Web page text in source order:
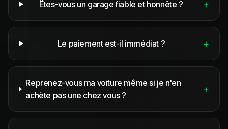
Êtes-vous un garage fiable et honnête ? +
Le paiement est-il immédiat ? +
Reprenez-vous ma voiture même si je n'en
achète pas une chez vous ?
+